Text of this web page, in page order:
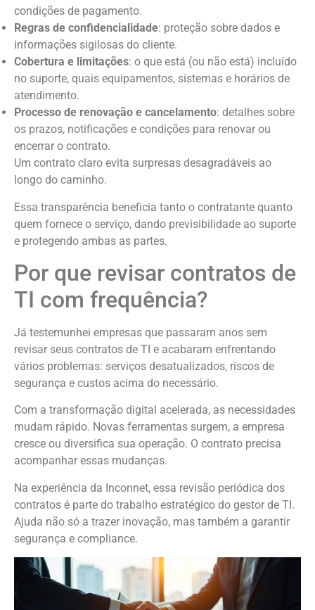
condições de pagamento.
Regras de confidencialidade: proteção sobre dados e
informações sigilosas do cliente.
Cobertura e limitações: o que está (ou não está) incluído
no suporte, quais equipamentos, sistemas e horários de
atendimento.
Processo de renovação e cancelamento: detalhes sobre
os prazos, notificações e condições para renovar ou
encerrar o contrato.
Um contrato claro evita surpresas desagradáveis ao
longo do caminho.
Essa transparência beneficia tanto o contratante quanto
quem fornece o serviço, dando previsibilidade ao suporte
e protegendo ambas as partes.
Por que revisar contratos de
TI com frequência?
Já testemunhei empresas que passaram anos sem
revisar seus contratos de TI e acabaram enfrentando
vários problemas: serviços desatualizados, riscos de
segurança e custos acima do necessário.
Com a transformação digital acelerada, as necessidades
mudam rápido. Novas ferramentas surgem, a empresa
cresce ou diversifica sua operação. O contrato precisa
acompanhar essas mudanças.
Na experiência da Inconnet, essa revisão periódica dos
contratos é parte do trabalho estratégico do gestor de TI.
Ajuda não só a trazer inovação, mas também a garantir
segurança e compliance.